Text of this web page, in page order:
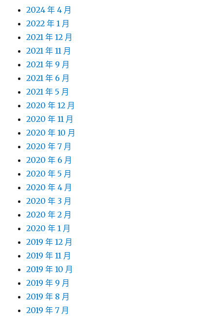
2024 年 4 月
2022 年 1 月
2021 年 12 月
2021 年 11 月
2021 年 9 月
2021 年 6 月
2021 年 5 月
2020 年 12 月
2020 年 11 月
2020 年 10 月
2020 年 7 月
2020 年 6 月
2020 年 5 月
2020 年 4 月
2020 年 3 月
2020 年 2 月
2020 年 1 月
2019 年 12 月
2019 年 11 月
2019 年 10 月
2019 年 9 月
2019 年 8 月
2019 年 7 月